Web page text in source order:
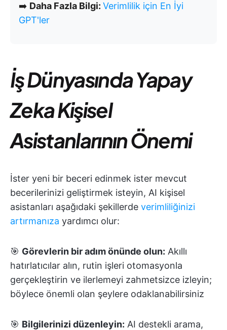
➡️ Daha Fazla Bilgi: Verimlilik için En İyi
GPT'ler
İş Dünyasında Yapay
Zeka Kişisel
Asistanlarının Önemi
İster yeni bir beceri edinmek ister mevcut
becerilerinizi geliştirmek isteyin, AI kişisel
asistanları aşağıdaki şekillerde verimliliğinizi
artırmanıza yardımcı olur:
🎯 Görevlerin bir adım önünde olun: Akıllı
hatırlatıcılar alın, rutin işleri otomasyonla
gerçekleştirin ve ilerlemeyi zahmetsizce izleyin;
böylece önemli olan şeylere odaklanabilirsiniz
🎯 Bilgilerinizi düzenleyin: AI destekli arama,